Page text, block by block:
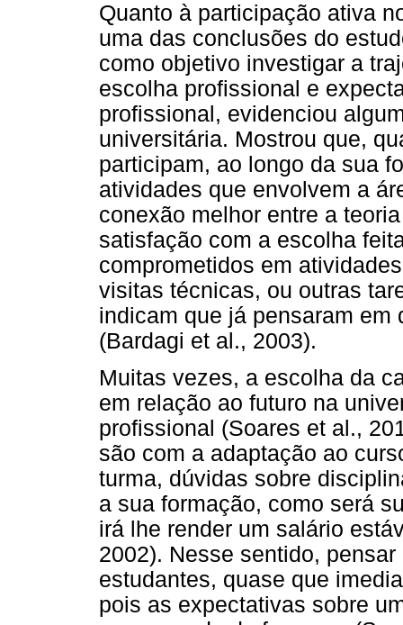
Quanto à participação ativa
uma das conclusões do
como objetivo investigar a
escolha profissional e
profissional, evidenciou
universitária. Mostrou que,
participam, ao longo da sua
atividades que envolvem a
conexão melhor entre a
satisfação com a escolha
comprometidos em
visitas técnicas, ou outras
indicam que já pensaram em
(Bardagi et al., 2003).
Muitas vezes, a escolha da
em relação ao futuro na
profissional (Soares et al.,
são com a adaptação ao
turma, dúvidas sobre
a sua formação, como será
irá lhe render um salário
2002). Nesse sentido,
estudantes, quase que
pois as expectativas sobre